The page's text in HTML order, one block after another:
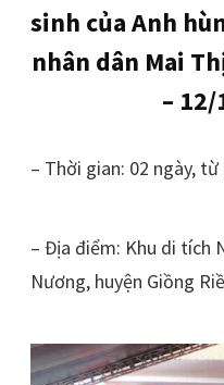
sinh của Anh
nhân dân Mai
–
– Thời gian: 02 ngày,
– Địa điểm: Khu di tích
Nương, huyện Giồng